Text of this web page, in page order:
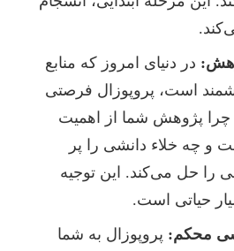
در دنیای امروز که منابع
است، پروپوزال فرصتی
چرا پژوهش شما از اهمیت
و چه خلاء دانشی را پر
را حل می‌کند. این توجیه
حیاتی است.
محکم: پروپوزال به شما